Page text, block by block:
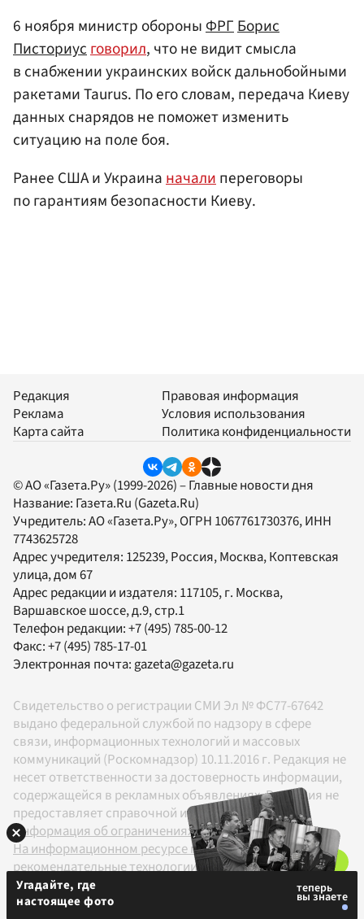
6 ноября министр обороныФРГБорис
Писториусговорил, что не видит смысла
в снабжении украинских войск дальнобойными
ракетами Taurus. По его словам, передача Киеву
данных снарядов не поможет изменить
ситуацию на поле боя.
Ранее США и Украинаначалипереговоры
по гарантиям безопасности Киеву.
Редакция
Реклама
Карта сайта
Правовая информация
Условия использования
Политика конфиденциальности
© АО «Газета.Ру» (1999-2026) – Главные новости дня
Название: Газета.Ru (Gazeta.Ru)
Учредитель:АО «Газета.Ру», ОГРН 1067761730376, ИНН
7743625728
Адрес учредителя: 125239, Россия, Москва, Коптевская
улица, дом 67
Адрес редакции и издателя: 117105, г. Москва,
Варшавское шоссе, д.9, стр.1
Телефон редакции:+7 (495) 785-00-12
Факс:+7 (495) 785-17-01
Электронная почта: gazeta@gazeta.ru
Свидетельство о регистрации СМИ Эл № ФС77-67642
выдано федеральной службой по надзору в сфере
связи, информационных технологий и массовых
коммуникаций (Роскомнадзор) 10.11.2016 г. Редакция не
несет ответственности за достоверность информации,
содержащейся в рекламных объявлениях. Редакция не
предоставляет справочной информации.
Информация об ограничениях
На информационном ресурсе применяются
рекомендательные технологии в соответствии с
Правилами
Угадайте, где
настоящее фото